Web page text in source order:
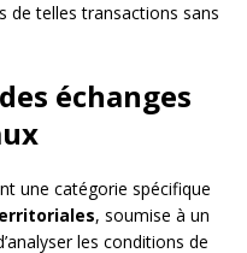
de telles transactions sans
échanges
une catégorie spécifique
, soumise à un
les conditions de